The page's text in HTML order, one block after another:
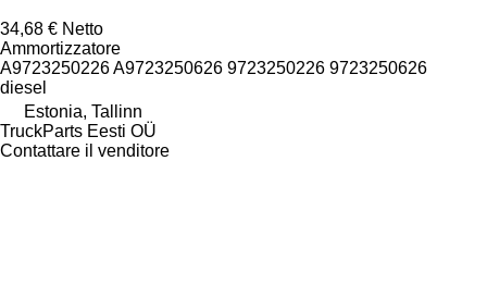
34,68 € Netto
Ammortizzatore
A9723250226 A9723250626 9723250226 9723250626
diesel
Estonia, Tallinn
TruckParts Eesti OÜ
Contattare il venditore